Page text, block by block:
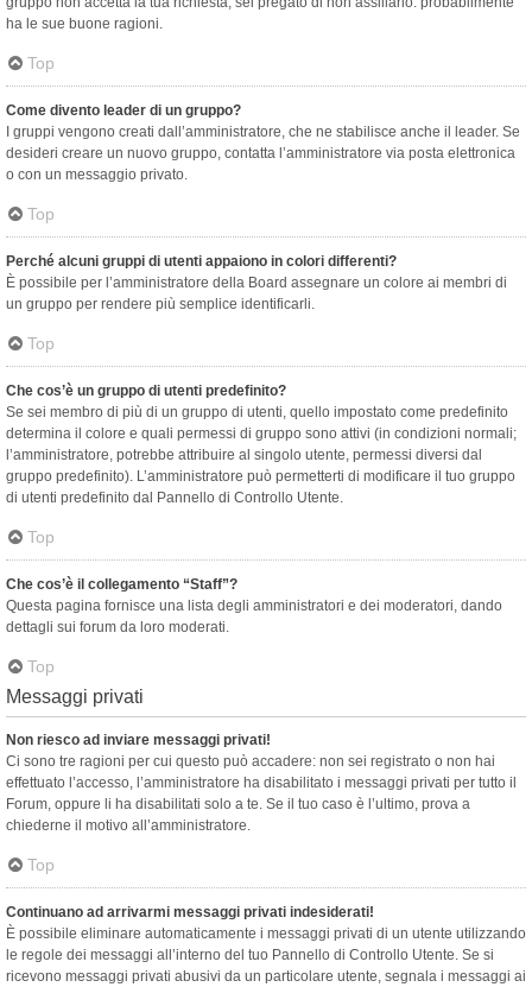
ha le sue buone ragioni.
Top
Come divento leader di un gruppo?
I gruppi vengono creati dall’amministratore, che ne stabilisce anche il leader. Se
desideri creare un nuovo gruppo, contatta l’amministratore via posta elettronica
o con un messaggio privato.
Top
Perché alcuni gruppi di utenti appaiono in colori differenti?
È possibile per l’amministratore della Board assegnare un colore ai membri di
un gruppo per rendere più semplice identificarli.
Top
Che cos’è un gruppo di utenti predefinito?
Se sei membro di più di un gruppo di utenti, quello impostato come predefinito
determina il colore e quali permessi di gruppo sono attivi (in condizioni normali;
l’amministratore, potrebbe attribuire al singolo utente, permessi diversi dal
gruppo predefinito). L’amministratore può permetterti di modificare il tuo gruppo
di utenti predefinito dal Pannello di Controllo Utente.
Top
Che cos’è il collegamento “Staff”?
Questa pagina fornisce una lista degli amministratori e dei moderatori, dando
dettagli sui forum da loro moderati.
Top
Messaggi privati
Non riesco ad inviare messaggi privati!
Ci sono tre ragioni per cui questo può accadere: non sei registrato o non hai
effettuato l’accesso, l’amministratore ha disabilitato i messaggi privati per tutto il
Forum, oppure li ha disabilitati solo a te. Se il tuo caso è l’ultimo, prova a
chiederne il motivo all’amministratore.
Top
Continuano ad arrivarmi messaggi privati indesiderati!
È possibile eliminare automaticamente i messaggi privati ​​di un utente utilizzando
le regole dei messaggi all’interno del tuo Pannello di Controllo Utente. Se si
ricevono messaggi privati ​​abusivi da un particolare utente, segnala i messaggi ai